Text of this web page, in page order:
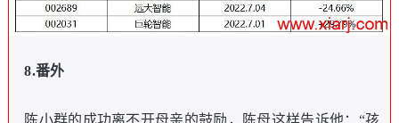
8.番外
陈小群的成功离不开母亲的鼓励，陈母这样告诉他：“孩